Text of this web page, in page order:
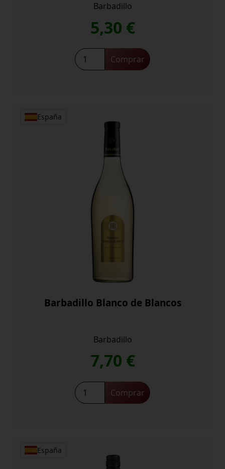
Barbadillo
5,30 €
Comprar
España
Barbadillo Blanco de Blancos
Barbadillo
7,70 €
Comprar
España